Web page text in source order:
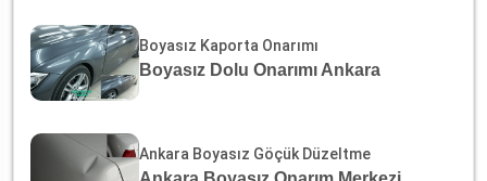
Boyasız Kaporta Onarımı
Boyasız Dolu Onarımı Ankara
Ankara Boyasız Göçük Düzeltme